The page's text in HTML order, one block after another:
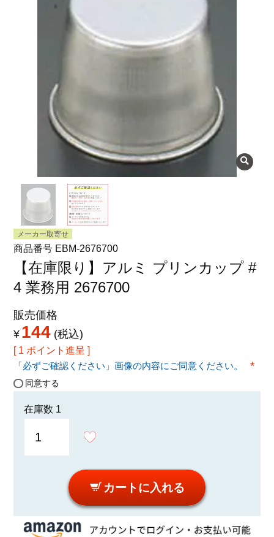
よくある質問
OEMについて
Instagram
お問い合わせ
プライバシーポリシー
特定商取引法に関する表示
メーカー取寄せ
商品番号 EBM-2676700
【在庫限り】アルミ プリンカップ #
4 業務用 2676700
販売価格
¥ 144 税込
1 ポイント進呈 ]
「必ずご確認ください」画像の内容にご同意ください。
同意する
在庫数 1
カートに入れる